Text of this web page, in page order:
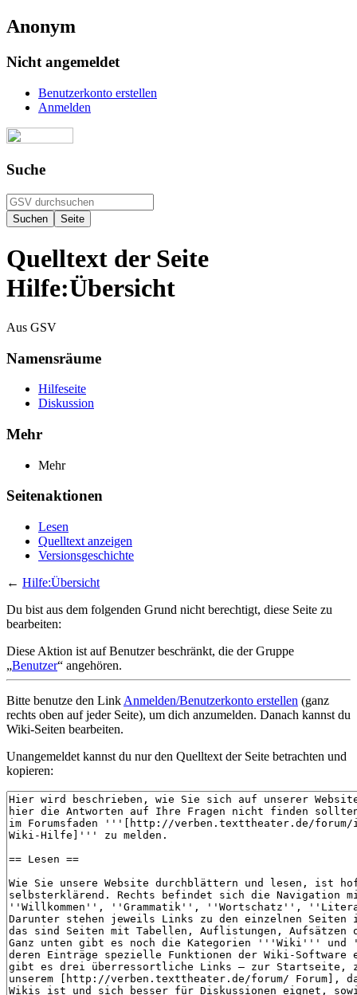
Anonym
Nicht angemeldet
Benutzerkonto erstellen
Anmelden
Suche
Quelltext der Seite
Hilfe:Übersicht
Aus GSV
Namensräume
Hilfeseite
Diskussion
Mehr
Mehr
Seitenaktionen
Lesen
Quelltext anzeigen
Versionsgeschichte
← Hilfe:Übersicht
Du bist aus dem folgenden Grund nicht berechtigt, diese Seite zu
bearbeiten:
Diese Aktion ist auf Benutzer beschränkt, die der Gruppe
„Benutzer“ angehören.
Bitte benutze den Link Anmelden/Benutzerkonto erstellen (ganz
rechts oben auf jeder Seite), um dich anzumelden. Danach kannst du
Wiki-Seiten bearbeiten.
Unangemeldet kannst du nur den Quelltext der Seite betrachten und
kopieren: